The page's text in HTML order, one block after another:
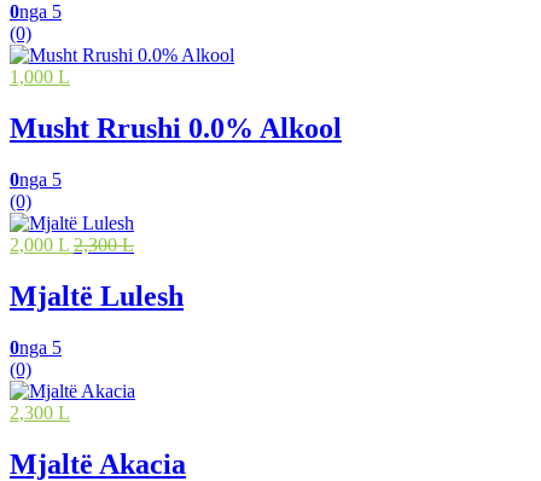
0nga 5
(0)
1,000 L
Musht Rrushi 0.0% Alkool
0nga 5
(0)
2,000 L 2,300 L
Mjaltë Lulesh
0nga 5
(0)
2,300 L
Mjaltë Akacia